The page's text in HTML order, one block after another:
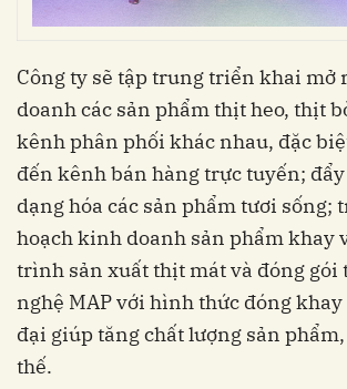
Công ty sẽ tập trung triển khai mở
doanh các sản phẩm thịt heo, thịt
kênh phân phối khác nhau, đặc
đến kênh bán hàng trực tuyến;
dạng hóa các sản phẩm tươi sống;
hoạch kinh doanh sản phẩm khay
trình sản xuất thịt mát và đóng gói
nghệ MAP với hình thức đóng
đại giúp tăng chất lượng sản
thế.